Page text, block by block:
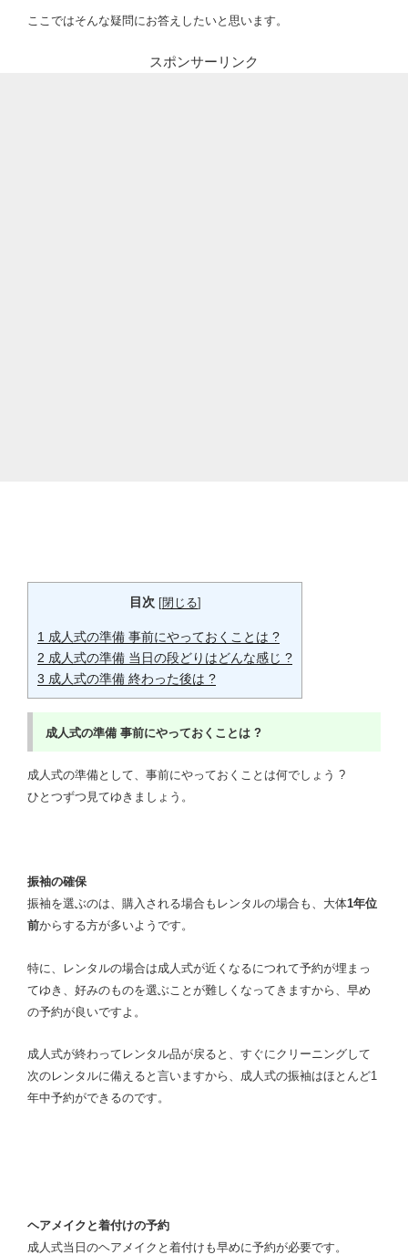
ここではそんな疑問にお答えしたいと思います。
スポンサーリンク
目次 [閉じる]
1 成人式の準備 事前にやっておくことは ?
2 成人式の準備 当日の段どりはどんな感じ ?
3 成人式の準備 終わった後は ?
成人式の準備 事前にやっておくことは ?
成人式の準備として、事前にやっておくことは何でしょう ?
ひとつずつ見てゆきましょう。
振袖の確保
振袖を選ぶのは、購入される場合もレンタルの場合も、大体1年位
前からする方が多いようです。
特に、レンタルの場合は成人式が近くなるにつれて予約が埋まっ
てゆき、好みのものを選ぶことが難しくなってきますから、早め
の予約が良いですよ。
成人式が終わってレンタル品が戻ると、すぐにクリーニングして
次のレンタルに備えると言いますから、成人式の振袖はほとんど1
年中予約ができるのです。
ヘアメイクと着付けの予約
成人式当日のヘアメイクと着付けも早めに予約が必要です。